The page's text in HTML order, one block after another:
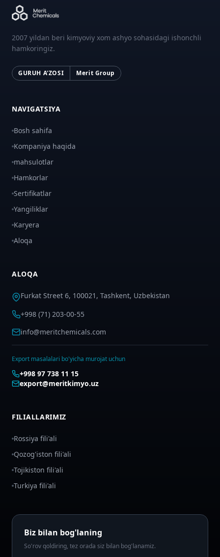
2007 yildan beri kimyoviy xom ashyo sohasidagi ishonchli
hamkoringiz.
GURUH A'ZOSI Merit Group
NAVIGATSIYA
Bosh sahifa
Kompaniya haqida
mahsulotlar
Hamkorlar
Sertifikatlar
Yangiliklar
Karyera
Aloqa
ALOQA
Furkat Street 6, 100021, Tashkent, Uzbekistan
+998 (71) 203-00-55
info@meritchemicals.com
Export masalalari bo'yicha murojat uchun
+998 97 738 11 15
export@meritkimyo.uz
FILIALLARIMIZ
Rossiya fili'ali
Qozog'iston fili'ali
Tojikiston fili'ali
Turkiya fili'ali
Biz bilan bog'laning
So'rov qoldiring, tez orada siz bilan bog'lanamiz.